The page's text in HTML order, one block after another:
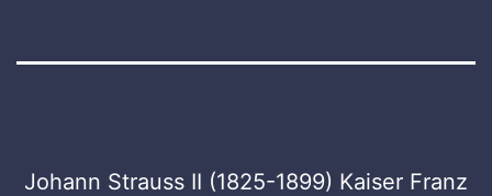
Johann Strauss II (1825-1899) Kaiser Franz